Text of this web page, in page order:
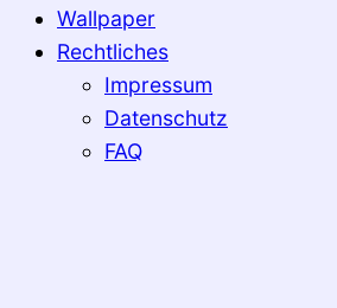
Wallpaper
Rechtliches
Impressum
Datenschutz
FAQ